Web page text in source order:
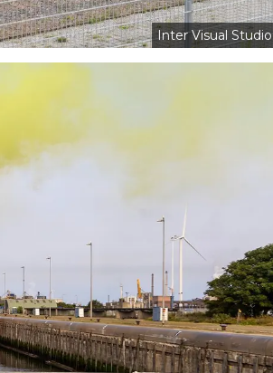
Inter Visual Studio